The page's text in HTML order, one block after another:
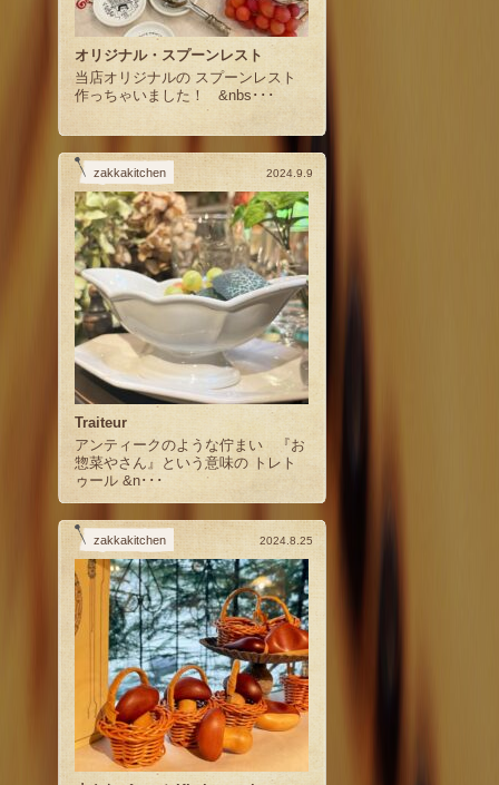
オリジナル・スプーンレスト
当店オリジナルの スプーンレスト
作っちゃいました！ &nbs･･･
zakkakitchen 2024.9.9
Traiteur
アンティークのような佇まい 『お
惣菜やさん』という意味の トレト
ゥール &n･･･
zakkakitchen 2024.8.25